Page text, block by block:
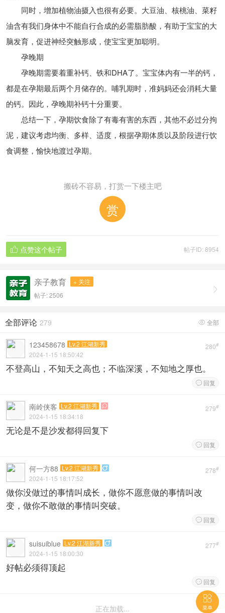
同时，增加植物油摄入也很有必要。大豆油、核桃油、菜籽
油含有我们身体中不能自行合成的必需脂肪酸，有助于宝宝的大
脑发育，促进神经突触形成，使宝宝更加聪明。
孕晚期
孕晚期需要着重补钙、铁和DHA了。宝宝体内有一半的钙，
都是在孕期最后两个月储存的。哺乳期时，准妈妈还会消耗大量
的钙。因此，孕晚期补钙十分重要。
总结一下，孕期饮食除了有毒有害的东西，其他不必过分拘
泥，建议考虑均衡、多样、适度，根据孕期体质以及阶段进行饮
食调整，愉快地渡过孕期。
搬砖不容易，打赏一下楼主吧
赏
帖子ID: 8954
 点赞这个帖子

亲子教育
+ 关注
帖子: 2506
 全部
全部评论 279
280#
123458678 Lv.2 江湖新秀
2024-1-15 18:50:42
不登高山，不知天之高也；不临深溪，不知地之厚也。
 回复
279#
南岭侠客 Lv.2 江湖新秀 
2024-1-15 18:34:18
无论是不是沙发都得回复下
 回复
278#
何一方88 Lv.2 江湖新秀 
2024-1-15 18:17:52
做你没做过的事情叫成长，做你不愿意做的事情叫改
变，做你不敢做的事情叫突破。
 回复
277#
suisuiblue Lv.2 江湖新秀 
2024-1-15 18:00:30
好帖必须得顶起
 回复
正在加载...

菜单